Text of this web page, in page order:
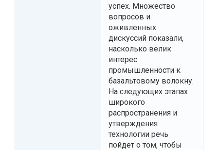
успех. Множество
вопросов и
оживленных
дискуссий показали,
насколько велик
интерес
промышленности к
базальтовому волокну.
На следующих этапах
широкого
распространения и
утверждения
технологии речь
пойдет о том, чтобы